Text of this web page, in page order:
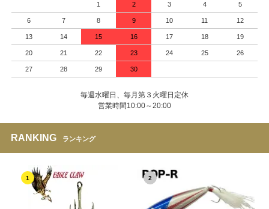
1 2 3 4 5
6 7 8 9 10 11 12
13 14 15 16 17 18 19
20 21 22 23 24 25 26
27 28 29 30
毎週水曜日、毎月第３火曜日定休
営業時間10:00～20:00
RANKING ランキング
1 2